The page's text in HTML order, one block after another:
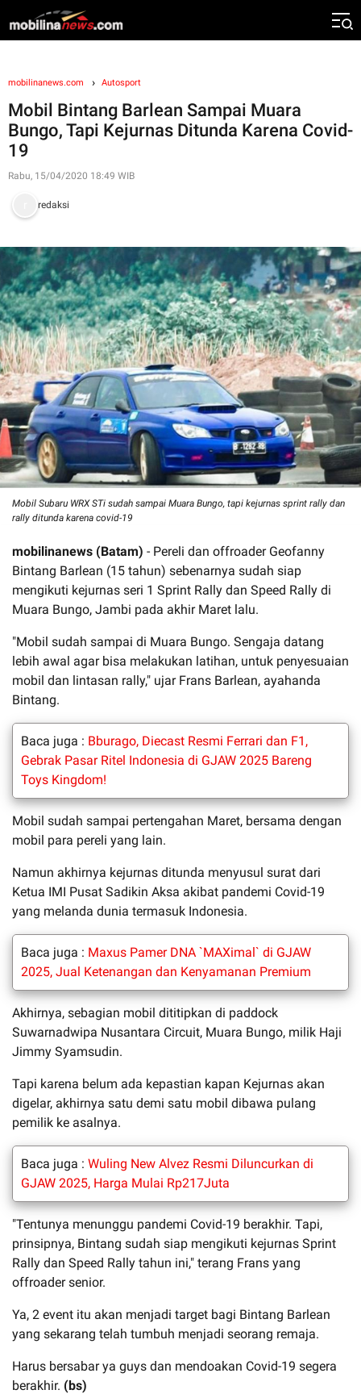
mobilinanews.com Autosport
Mobil Bintang Barlean Sampai Muara
Bungo, Tapi Kejurnas Ditunda Karena Covid-
19
Rabu, 15/04/2020 18:49 WIB
redaksi
Mobil Subaru WRX STi sudah sampai Muara Bungo, tapi kejurnas sprint rally dan
rally ditunda karena covid-19
mobilinanews (Batam) - Pereli dan offroader Geofanny
Bintang Barlean (15 tahun) sebenarnya sudah siap
mengikuti kejurnas seri 1 Sprint Rally dan Speed Rally di
Muara Bungo, Jambi pada akhir Maret lalu.
"Mobil sudah sampai di Muara Bungo. Sengaja datang
lebih awal agar bisa melakukan latihan, untuk penyesuaian
mobil dan lintasan rally," ujar Frans Barlean, ayahanda
Bintang.
Baca juga : Bburago, Diecast Resmi Ferrari dan F1,
Gebrak Pasar Ritel Indonesia di GJAW 2025 Bareng
Toys Kingdom!
Mobil sudah sampai pertengahan Maret, bersama dengan
mobil para pereli yang lain.
Namun akhirnya kejurnas ditunda menyusul surat dari
Ketua IMI Pusat Sadikin Aksa akibat pandemi Covid-19
yang melanda dunia termasuk Indonesia.
Baca juga : Maxus Pamer DNA `MAXimal` di GJAW
2025, Jual Ketenangan dan Kenyamanan Premium
Akhirnya, sebagian mobil dititipkan di paddock
Suwarnadwipa Nusantara Circuit, Muara Bungo, milik Haji
Jimmy Syamsudin.
Tapi karena belum ada kepastian kapan Kejurnas akan
digelar, akhirnya satu demi satu mobil dibawa pulang
pemilik ke asalnya.
Baca juga : Wuling New Alvez Resmi Diluncurkan di
GJAW 2025, Harga Mulai Rp217Juta
"Tentunya menunggu pandemi Covid-19 berakhir. Tapi,
prinsipnya, Bintang sudah siap mengikuti kejurnas Sprint
Rally dan Speed Rally tahun ini," terang Frans yang
offroader senior.
Ya, 2 event itu akan menjadi target bagi Bintang Barlean
yang sekarang telah tumbuh menjadi seorang remaja.
Harus bersabar ya guys dan mendoakan Covid-19 segera
berakhir. (bs)